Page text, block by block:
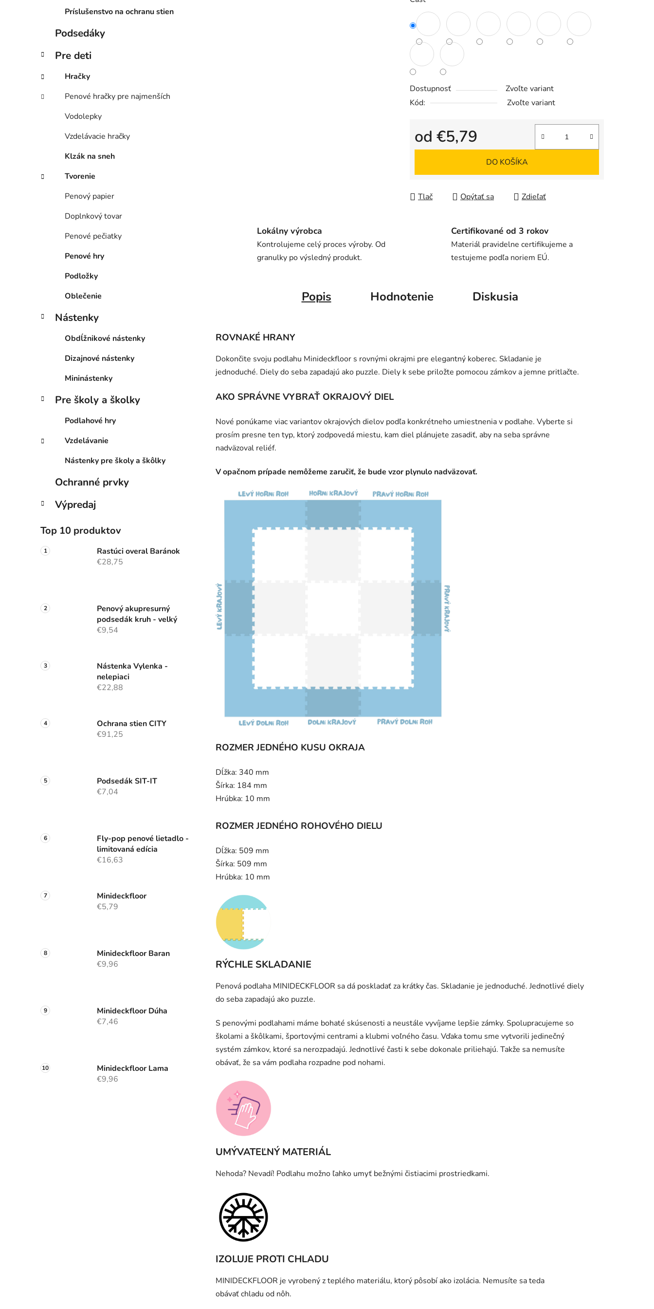
Príslušenstvo na ochranu stien
Podsedáky
Pre deti
Hračky
Penové hračky pre najmenších
Vodolepky
Vzdelávacie hračky
Klzák na sneh
Tvorenie
Penový papier
Doplnkový tovar
Penové pečiatky
Penové hry
Podložky
Oblečenie
Nástenky
Obdĺžnikové nástenky
Dizajnové nástenky
Mininástenky
Pre školy a školky
Podlahové hry
Vzdelávanie
Nástenky pre školy a škôlky
Ochranné prvky
Výpredaj
Top 10 produktov
Rastúci overal Baránok
€28,75
Penový akupresurný
podsedák kruh - velký
€9,54
Nástenka Vylenka -
nelepiaci
€22,88
Ochrana stien CITY
€91,25
Podsedák SIT-IT
€7,04
Fly-pop penové lietadlo -
limitovaná edícia
€16,63
Minideckfloor
€5,79
Minideckfloor Baran
€9,96
Minideckfloor Dúha
€7,46
Minideckfloor Lama
€9,96
Dostupnosť
Zvoľte variant
Kód:
Zvoľte variant
od €5,79
Jednotková cena:
DO KOŠÍKA
Tlač Opýtať sa Zdieľať
Lokálny výrobca
Kontrolujeme celý proces výroby. Od
granulky po výsledný produkt.
Certifikované od 3 rokov
Materiál pravidelne certifikujeme a
testujeme podľa noriem EÚ.
Popis Hodnotenie Diskusia
ROVNAKÉ HRANY
Dokončite svoju podlahu Minideckfloor s rovnými okrajmi pre elegantný koberec. Skladanie je
jednoduché. Diely do seba zapadajú ako puzzle. Diely k sebe priložte pomocou zámkov a jemne pritlačte.
AKO SPRÁVNE VYBRAŤ OKRAJOVÝ DIEL
Nové ponúkame viac variantov okrajových dielov podľa konkrétneho umiestnenia v podlahe. Vyberte si
prosím presne ten typ, ktorý zodpovedá miestu, kam diel plánujete zasadiť, aby na seba správne
nadväzoval reliéf.
V opačnom prípade nemôžeme zaručiť, že bude vzor plynulo nadväzovať.
ROZMER JEDNÉHO KUSU OKRAJA
Dĺžka: 340 mm
Šírka: 184 mm
Hrúbka: 10 mm
ROZMER JEDNÉHO ROHOVÉHO DIELU
Dĺžka: 509 mm
Šírka: 509 mm
Hrúbka: 10 mm
RÝCHLE SKLADANIE
Penová podlaha MINIDECKFLOOR sa dá poskladať za krátky čas. Skladanie je jednoduché. Jednotlivé diely
do seba zapadajú ako puzzle.
S penovými podlahami máme bohaté skúsenosti a neustále vyvíjame lepšie zámky. Spolupracujeme so
školami a škôlkami, športovými centrami a klubmi voľného času. Vďaka tomu sme vytvorili jedinečný
systém zámkov, ktoré sa nerozpadajú. Jednotlivé časti k sebe dokonale priliehajú. Takže sa nemusíte
obávať, že sa vám podlaha rozpadne pod nohami.
UMÝVATEĽNÝ MATERIÁL
Nehoda? Nevadí! Podlahu možno ľahko umyť bežnými čistiacimi prostriedkami.
IZOLUJE PROTI CHLADU
MINIDECKFLOOR je vyrobený z teplého materiálu, ktorý pôsobí ako izolácia. Nemusíte sa teda
obávať chladu od nôh.